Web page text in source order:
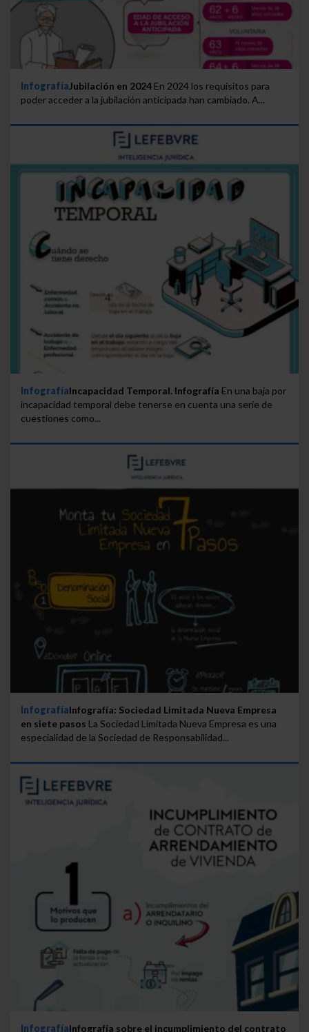
InfografíaJubilación en 2024 En 2024 los requisitos para
poder acceder a la jubilación anticipada han cambiado. A...
InfografíaIncapacidad Temporal. Infografía En una baja por
incapacidad temporal debe tenerse en cuenta una serie de
cuestiones como...
InfografíaInfografía: Sociedad Limitada Nueva Empresa
en siete pasos La Sociedad Limitada Nueva Empresa es una
especialidad de la Sociedad de Responsabilidad...
InfografíaInfografía sobre el incumplimiento del contrato